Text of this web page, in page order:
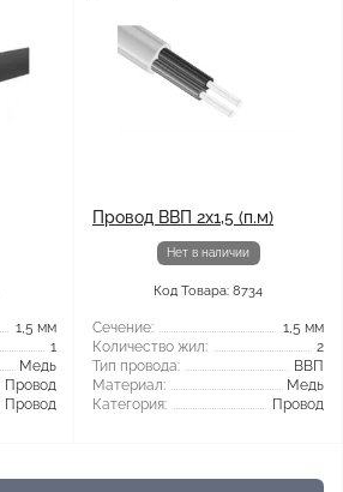
1,5 мм
1
Медь
Провод
Провод
Провод ВВП 2x1,5 (п.м)
Нет в наличии
Код Товара: 8734
Сечение:
1,5 мм
Количество жил:
2
Тип провода:
ВВП
Материал:
Медь
Категория:
Провод